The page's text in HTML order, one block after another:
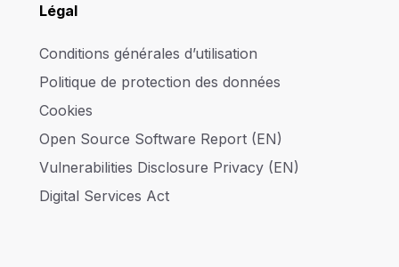
Légal
Conditions générales d’utilisation
Politique de protection des données
Cookies
Open Source Software Report (EN)
Vulnerabilities Disclosure Privacy (EN)
Digital Services Act